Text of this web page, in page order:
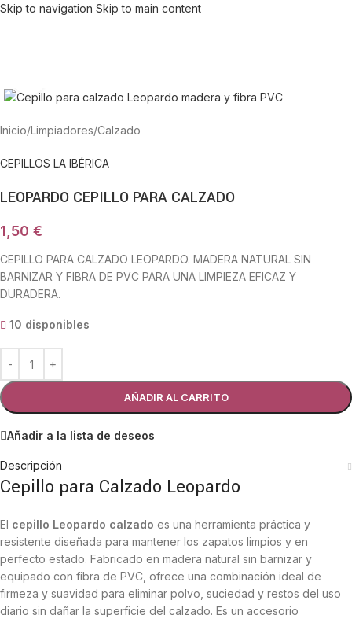
Skip to navigation Skip to main content
Inicio/Limpiadores/Calzado
CEPILLOS LA IBÉRICA
LEOPARDO CEPILLO PARA CALZADO
1,50 €
CEPILLO PARA CALZADO LEOPARDO. MADERA NATURAL SIN
BARNIZAR Y FIBRA DE PVC PARA UNA LIMPIEZA EFICAZ Y
DURADERA.
10 disponibles
AÑADIR AL CARRITO
Añadir a la lista de deseos
Descripción
Cepillo para Calzado Leopardo
El cepillo Leopardo calzado es una herramienta práctica y
resistente diseñada para mantener los zapatos limpios y en
perfecto estado. Fabricado en madera natural sin barnizar y
equipado con fibra de PVC, ofrece una combinación ideal de
firmeza y suavidad para eliminar polvo, suciedad y restos del uso
diario sin dañar la superficie del calzado. Es un accesorio